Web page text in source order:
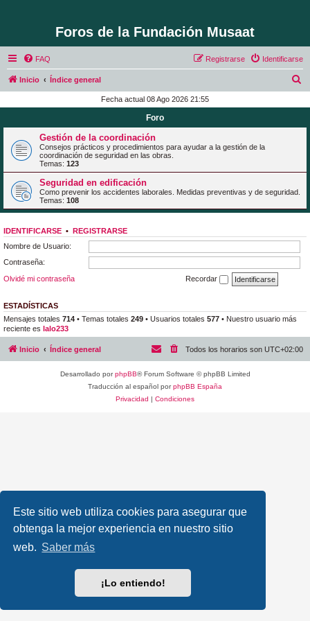
Este sitio web utiliza cookies para asegurar que
obtenga la mejor experiencia en nuestro sitio
web. Saber más
¡Lo entiendo!
Foros de la Fundación Musaat
FAQ Identificarse
Registrarse
Inicio Índice general
c
Fecha actual 08 Ago 2026 21:55
Foro
Gestión de la coordinación
Consejos prácticos y procedimientos para ayudar a la gestión de la
coordinación de seguridad en las obras.
Temas: 123
Seguridad en edificación
Como prevenir los accidentes laborales. Medidas preventivas y de seguridad.
Temas: 108
IDENTIFICARSE • REGISTRARSE
Nombre de Usuario:
Contraseña:
Olvidé mi contraseña
Recordar
ESTADÍSTICAS
Mensajes totales 714 • Temas totales 249 • Usuarios totales 577 • Nuestro usuario más
reciente es lalo233
Inicio Índice general Todos los horarios son UTC+02:00
Desarrollado porphpBB® Forum Software © phpBB Limited
Traducción al español porphpBB España
Privacidad | Condiciones